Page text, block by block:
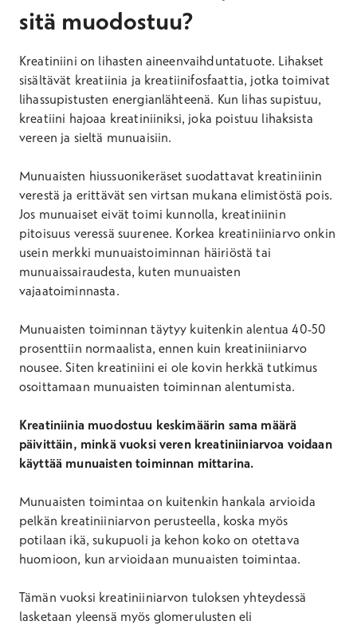
sitä muodostuu?
Kreatiniini on lihasten aineenvaihduntatuote. Lihakset
sisältävät kreatiinia ja kreatiinifosfaattia, jotka toimivat
lihassupistusten energianlähteenä. Kun lihas supistuu,
kreatiini hajoaa kreatiniiniksi, joka poistuu lihaksista
vereen ja sieltä munuaisiin.
Munuaisten hiussuonikeräset suodattavat kreatiniinin
verestä ja erittävät sen virtsan mukana elimistöstä pois.
Jos munuaiset eivät toimi kunnolla, kreatiniinin
pitoisuus veressä suurenee. Korkea kreatiniiniarvo onkin
usein merkki munuaistoiminnan häiriöstä tai
munuaissairaudesta, kuten munuaisten
vajaatoiminnasta.
Munuaisten toiminnan täytyy kuitenkin alentua 40-50
prosenttiin normaalista, ennen kuin kreatiniiniarvo
nousee. Siten kreatiniini ei ole kovin herkkä tutkimus
osoittamaan munuaisten toiminnan alentumista.
Kreatiniinia muodostuu keskimäärin sama määrä
päivittäin, minkä vuoksi veren kreatiniiniarvoa voidaan
käyttää munuaisten toiminnan mittarina.
Munuaisten toimintaa on kuitenkin hankala arvioida
pelkän kreatiniiniarvon perusteella, koska myös
potilaan ikä, sukupuoli ja kehon koko on otettava
huomioon, kun arvioidaan munuaisten toimintaa.
Tämän vuoksi kreatiniiniarvon tuloksen yhteydessä
lasketaan yleensä myös glomerulusten eli